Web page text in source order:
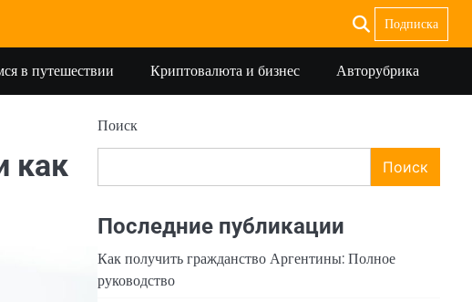
Подписка
в путешествии Криптовалюта и бизнес Авторубрика
как
Поиск
Поиск
Последние публикации
Как получить гражданство Аргентины: Полное
руководство